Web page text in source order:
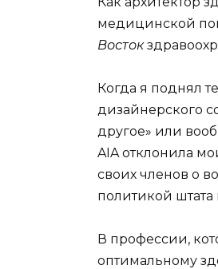
медицинской
Восток
Когда я поднял
дизайнерского
другое» или
AIA отклонила
своих членов о
политикой штата
В профессии,
оптимальному